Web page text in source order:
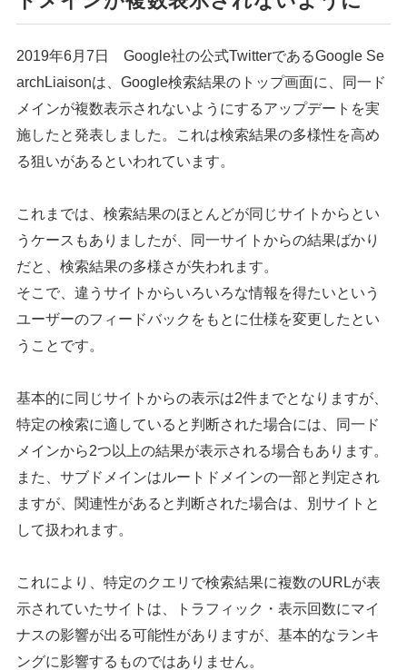
2019年6月7日 Google社の公式TwitterであるGoogle Se
archLiaisonは、Google検索結果のトップ画面に、同一ド
メインが複数表示されないようにするアップデートを実
施したと発表しました。これは検索結果の多様性を高め
る狙いがあるといわれています。
これまでは、検索結果のほとんどが同じサイトからとい
うケースもありましたが、同一サイトからの結果ばかり
だと、検索結果の多様さが失われます。
そこで、違うサイトからいろいろな情報を得たいという
ユーザーのフィードバックをもとに仕様を変更したとい
うことです。
基本的に同じサイトからの表示は2件までとなりますが、
特定の検索に適していると判断された場合には、同一ド
メインから2つ以上の結果が表示される場合もあります。
また、サブドメインはルートドメインの一部と判定され
ますが、関連性があると判断された場合は、別サイトと
して扱われます。
これにより、特定のクエリで検索結果に複数のURLが表
示されていたサイトは、トラフィック・表示回数にマイ
ナスの影響が出る可能性がありますが、基本的なランキ
ングに影響するものではありません。